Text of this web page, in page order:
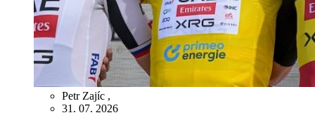
Petr Zajíc ,
31. 07. 2026